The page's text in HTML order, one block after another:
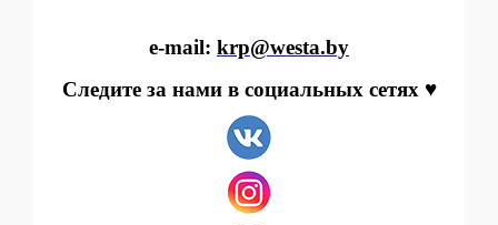
e-mail: krp@westa.by
Следите за нами в социальных сетях ♥